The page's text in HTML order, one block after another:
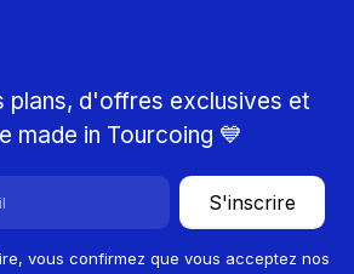
plans, d'offres exclusives et
made in Tourcoing 💙
S'inscrire
vous confirmez que vous acceptez nos